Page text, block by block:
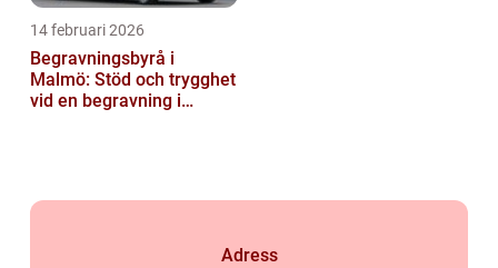
14 februari 2026
Begravningsbyrå i
Malmö: Stöd och trygghet
vid en begravning i
Adress